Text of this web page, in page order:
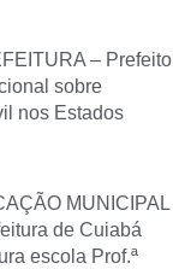
– Prefeito
sobre
nos Estados
MUNICIPAL
de Cuiabá
escola Prof.ª